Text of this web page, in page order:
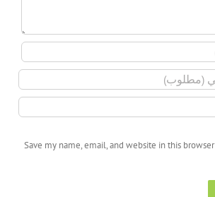
Save my name, email, and website in this